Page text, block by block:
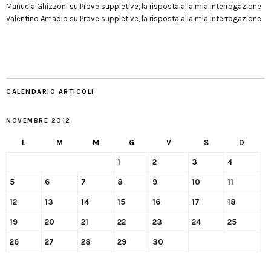
Manuela Ghizzoni su Prove suppletive, la risposta alla mia interrogazione
Valentino Amadio su Prove suppletive, la risposta alla mia interrogazione
CALENDARIO ARTICOLI
NOVEMBRE 2012
L M M G V S D
1 2 3 4
5 6 7 8 9 10 11
12 13 14 15 16 17 18
19 20 21 22 23 24 25
26 27 28 29 30